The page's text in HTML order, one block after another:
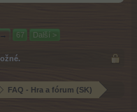
→ 67 Další >
FAQ - Hra a fórum (SK)